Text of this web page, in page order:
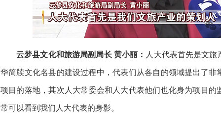
云梦县文化和旅游局副局长 黄小丽： 人大代表首先是文旅
华简牍文化名县的建设过程中，代表们从各自的领域提出了非
项目的落地，其次人大常委会和人大代表他们也化身为项目的
常可以看到我们人大代表的身影。